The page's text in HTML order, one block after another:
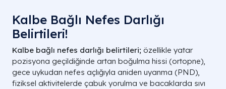
Kalbe Bağlı Nefes Darlığı
Belirtileri!
Kalbe bağlı nefes darlığı belirtileri; özellikle yatar
pozisyona geçildiğinde artan boğulma hissi (ortopne),
gece uykudan nefes açlığıyla aniden uyanma (PND),
fiziksel aktivitelerde çabuk yorulma ve bacaklarda sıvı